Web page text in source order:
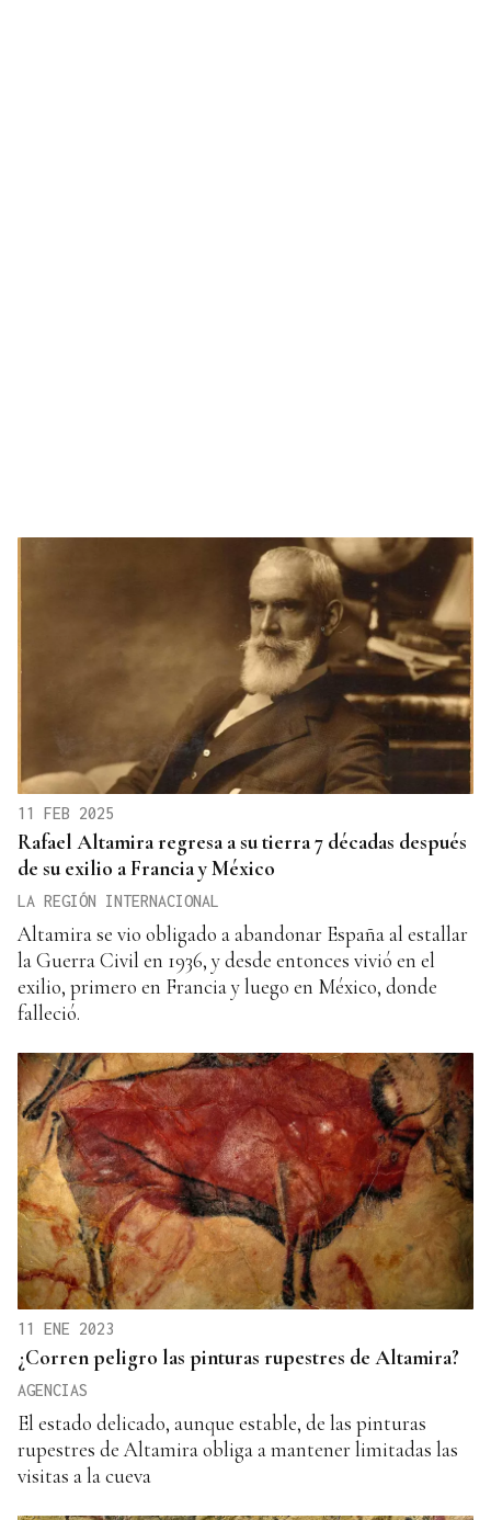
11 FEB 2025
Rafael Altamira regresa a su tierra 7 décadas después
de su exilio a Francia y México
LA REGIÓN INTERNACIONAL
Altamira se vio obligado a abandonar España al estallar
la Guerra Civil en 1936, y desde entonces vivió en el
exilio, primero en Francia y luego en México, donde
falleció.
11 ENE 2023
¿Corren peligro las pinturas rupestres de Altamira?
AGENCIAS
El estado delicado, aunque estable, de las pinturas
rupestres de Altamira obliga a mantener limitadas las
visitas a la cueva